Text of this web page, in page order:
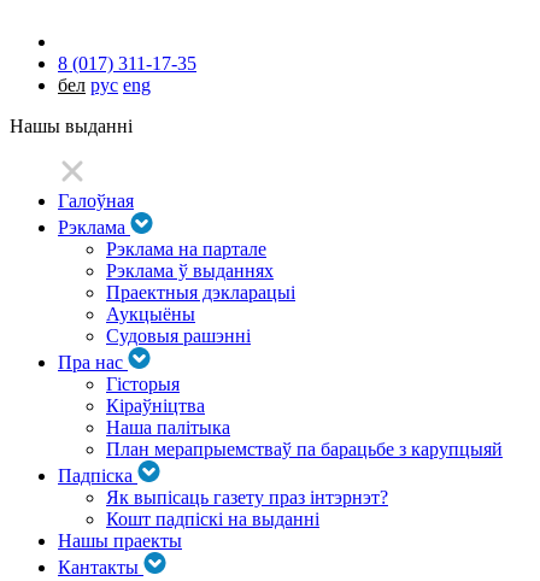
8 (017) 311-17-35
бел рус eng
Нашы выданні
Галоўная
Рэклама
Рэклама на партале
Рэклама ў выданнях
Праектныя дэкларацыі
Аукцыёны
Судовыя рашэнні
Пра нас
Гісторыя
Кіраўніцтва
Наша палітыка
План мерапрыемстваў па барацьбе з карупцыяй
Падпіска
Як выпісаць газету праз інтэрнэт?
Кошт падпіскі на выданні
Нашы праекты
Кантакты